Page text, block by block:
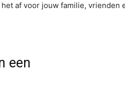
af voor jouw familie, vrienden
een